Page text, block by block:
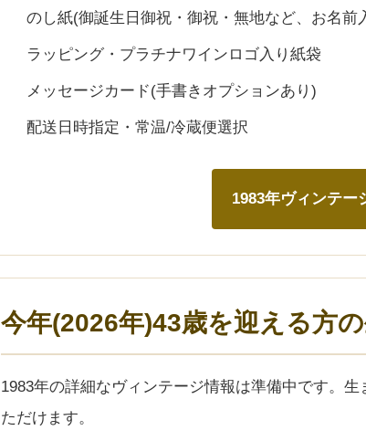
のし紙(御誕生日御祝・御祝・無地など、お名前
ラッピング・プラチナワインロゴ入り紙袋
メッセージカード(手書きオプションあり)
配送日時指定・常温/冷蔵便選択
1983年ヴィンテ
今年(2026年)43歳を迎える方
1983年の詳細なヴィンテージ情報は準備中です。
ただけます。